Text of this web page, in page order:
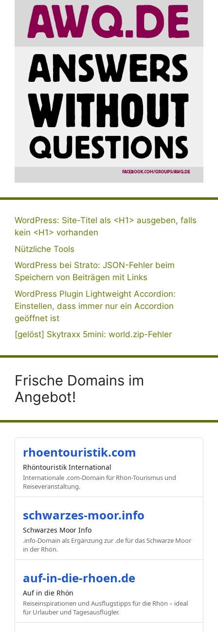
WordPress: Site-Titel als <H1> ausgeben, falls
kein <H1> vorhanden
Nützliche Tools
WordPress bei Strato: JSON-Fehler beim
Speichern von Beiträgen mit Links
WordPress Plugin Lightweight Accordion:
Einstellen, dass immer nur ein Accordion
geöffnet ist
[gelöst] Skytraxx 5mini: world.zip-Fehler
Frische Domains im
Angebot!
rhoentouristik.com
Rhöntouristik International
Internationale .com-Domain für Rhön-Tourismus und
Reiseveranstaltung.
schwarzes-moor.info
Schwarzes Moor Info
.info-Domain als Ergänzung zur .de für das Schwarze Moor
in der Rhön.
auf-in-die-rhoen.de
Auf in die Rhön
Reiseinspirationen und Ausflugstipps für die Rhön – ideal
für Urlauber und Tagesausflügler.